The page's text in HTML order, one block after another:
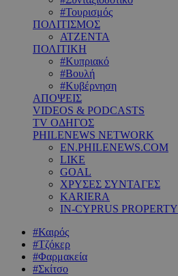
#Τουρισμός
ΠΟΛΙΤΙΣΜΟΣ
ΑΤΖΕΝΤΑ
ΠΟΛΙΤΙΚΗ
#Κυπριακό
#Βουλή
#Κυβέρνηση
ΑΠΟΨΕΙΣ
VIDEOS & PODCASTS
TV ΟΔΗΓΟΣ
PHILENEWS NETWORK
EN.PHILENEWS.COM
LIKE
GOAL
ΧΡΥΣΕΣ ΣΥΝΤΑΓΕΣ
KARIERA
IN-CYPRUS PROPERTY
#Καιρός
#Τζόκερ
#Φαρμακεία
#Σκίτσο